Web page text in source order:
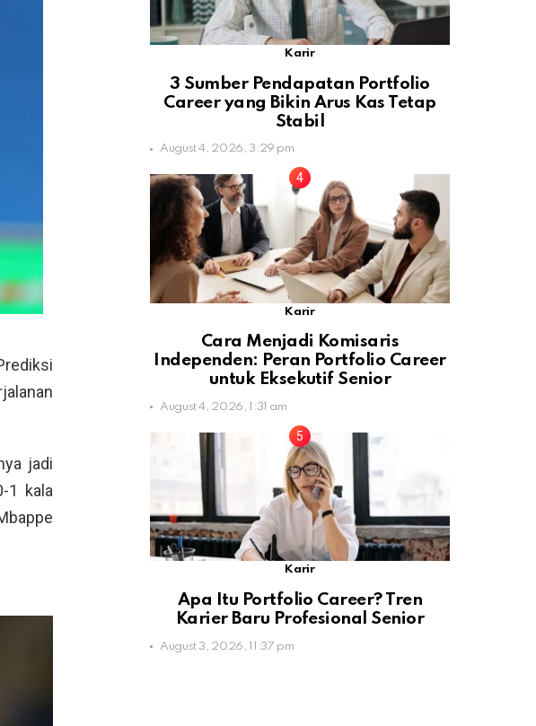
jadi
1 kala
Karir
3 Sumber Pendapatan Portfolio
Career yang Bikin Arus Kas Tetap
Stabil
August 4, 2026, 3:29 pm
Karir
Cara Menjadi Komisaris
Independen: Peran Portfolio Career
untuk Eksekutif Senior
August 4, 2026, 1:31 am
Karir
Apa Itu Portfolio Career? Tren
Karier Baru Profesional Senior
August 3, 2026, 11:37 pm